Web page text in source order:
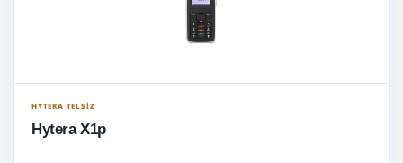
HYTERA TELSIZ
Hytera X1p